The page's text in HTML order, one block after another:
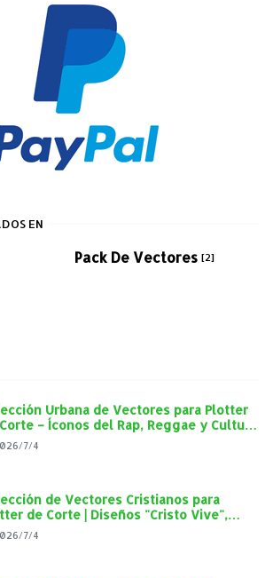
EN
Pack De Vectores [2]
Urbana de Vectores para Plotter
– Íconos del Rap, Reggae y Cultura
en Alta Calidad
7/4
de Vectores Cristianos para
de Corte | Diseños "Cristo Vive",
Vive" y Virgen de Guadalupe en Alta
7/4